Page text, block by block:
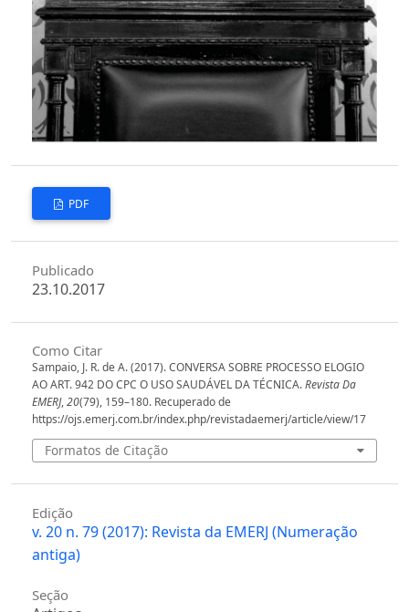
PDF
Publicado
23.10.2017
Como Citar
Sampaio, J. R. de A. (2017). CONVERSA SOBRE PROCESSO ELOGIO
AO ART. 942 DO CPC O USO SAUDÁVEL DA TÉCNICA.Revista Da
EMERJ,20(79), 159–180. Recuperado de
https://ojs.emerj.com.br/index.php/revistadaemerj/article/view/17
Formatos de Citação
Edição
v. 20 n. 79 (2017): Revista da EMERJ (Numeração
antiga)
Seção